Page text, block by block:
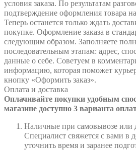
условия заказа. По результатам
подтверждение оформления товара
Теперь останется только ждать
покупке. Оформление заказа в
следующим образом. Заполняете
последовательным этапам: адрес,
данные о себе. Советуем в
информацию, которая поможет
кнопку «Оформить заказ».
Оплата и доставка
Оплачивайте покупки удобным
магазине доступно 3 варианта
Наличные при самовывозе или
Специалист свяжется с вами в
уточнить время и заранее